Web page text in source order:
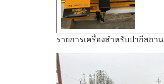
รายการเครื่องสำหรับปากีสถาน